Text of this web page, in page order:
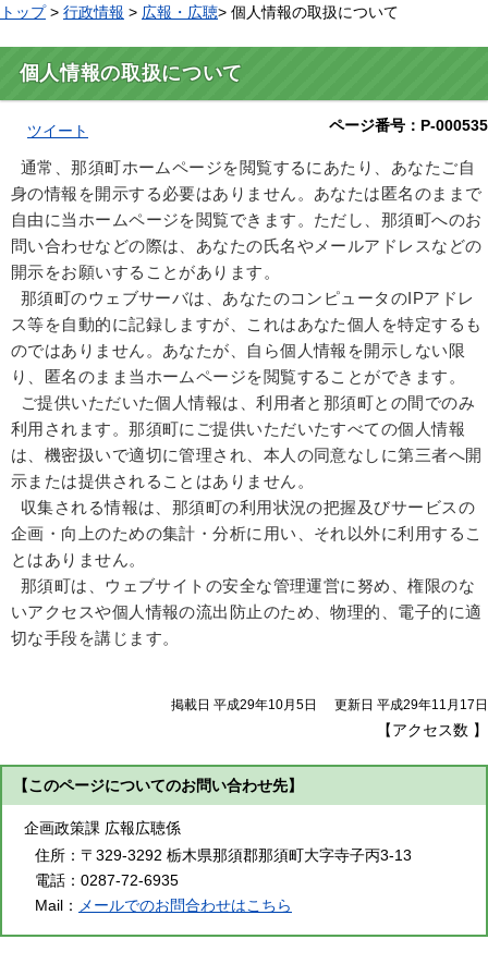
トップ> 行政情報 > 広報・広聴> 個人情報の取扱について
個人情報の取扱について
ページ番号：P-000535
ツイート
通常、那須町ホームページを閲覧するにあたり、あなたご自
身の情報を開示する必要はありません。あなたは匿名のままで
自由に当ホームページを閲覧できます。ただし、那須町へのお
問い合わせなどの際は、あなたの氏名やメールアドレスなどの
開示をお願いすることがあります。
那須町のウェブサーバは、あなたのコンピュータのIPアドレ
ス等を自動的に記録しますが、これはあなた個人を特定するも
のではありません。あなたが、自ら個人情報を開示しない限
り、匿名のまま当ホームページを閲覧することができます。
ご提供いただいた個人情報は、利用者と那須町との間でのみ
利用されます。那須町にご提供いただいたすべての個人情報
は、機密扱いで適切に管理され、本人の同意なしに第三者へ開
示または提供されることはありません。
収集される情報は、那須町の利用状況の把握及びサービスの
企画・向上のための集計・分析に用い、それ以外に利用するこ
とはありません。
那須町は、ウェブサイトの安全な管理運営に努め、権限のな
いアクセスや個人情報の流出防止のため、物理的、電子的に適
切な手段を講じます。
掲載日 平成29年10月5日 更新日 平成29年11月17日
【アクセス数 】
【このページについてのお問い合わせ先】
企画政策課 広報広聴係
住所： 〒329-3292 栃木県那須郡那須町大字寺子丙3-13
電話： 0287-72-6935
Mail：
メールでのお問合わせはこちら